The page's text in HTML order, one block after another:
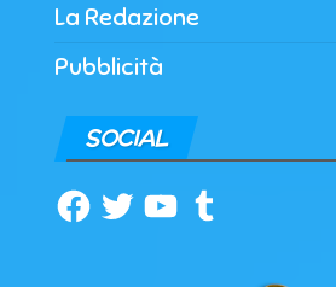
La Redazione
Pubblicità
SOCIAL
Facebook
TwitterYouTubeTumblr